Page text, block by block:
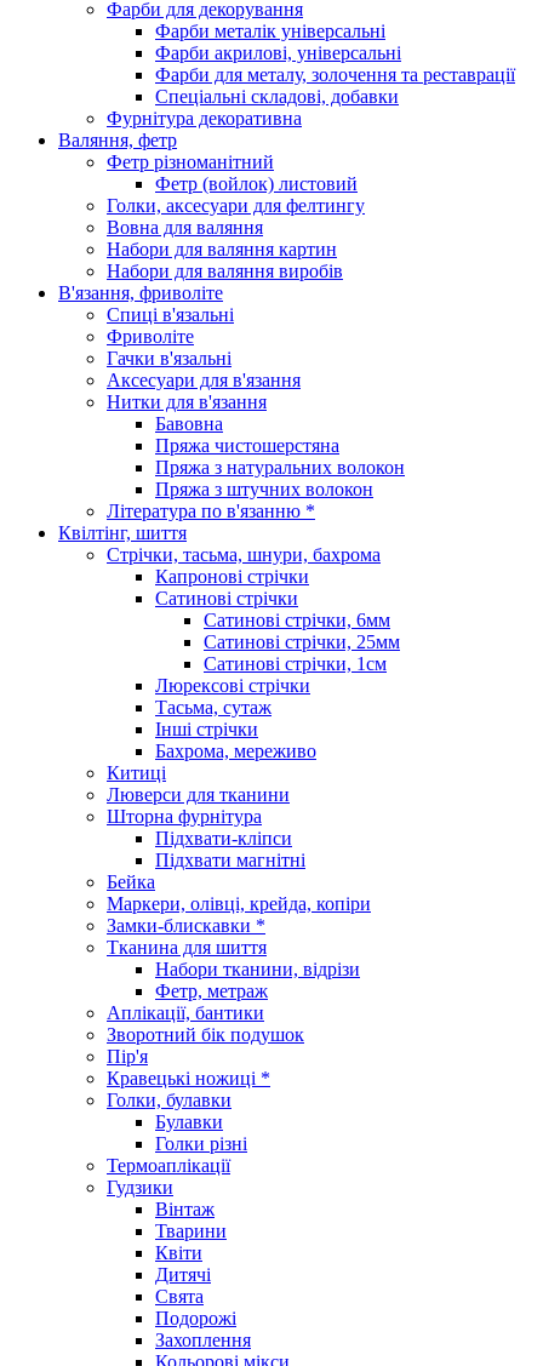
Фарби для декорування
Фарби металік універсальні
Фарби акрилові, універсальні
Фарби для металу, золочення та реставрації
Спеціальні складові, добавки
Фурнітура декоративна
Валяння, фетр
Фетр різноманітний
Фетр (войлок) листовий
Голки, аксесуари для фелтингу
Вовна для валяння
Набори для валяння картин
Набори для валяння виробів
В'язання, фриволіте
Спиці в'язальні
Фриволіте
Гачки в'язальні
Аксесуари для в'язання
Нитки для в'язання
Бавовна
Пряжа чистошерстяна
Пряжа з натуральних волокон
Пряжа з штучних волокон
Література по в'язанню *
Квілтінг, шиття
Стрічки, тасьма, шнури, бахрома
Капронові стрічки
Сатинові стрічки
Сатинові стрічки, 6мм
Сатинові стрічки, 25мм
Сатинові стрічки, 1см
Люрексові стрічки
Тасьма, сутаж
Інші стрічки
Бахрома, мереживо
Китиці
Люверси для тканини
Шторна фурнітура
Підхвати-кліпси
Підхвати магнітні
Бейка
Маркери, олівці, крейда, копіри
Замки-блискавки *
Тканина для шиття
Набори тканини, відрізи
Фетр, метраж
Аплікації, бантики
Зворотний бік подушок
Пір'я
Кравецькі ножиці *
Голки, булавки
Булавки
Голки різні
Термоаплікації
Гудзики
Вінтаж
Тварини
Квіти
Дитячі
Свята
Подорожі
Захоплення
Кольорові мікси